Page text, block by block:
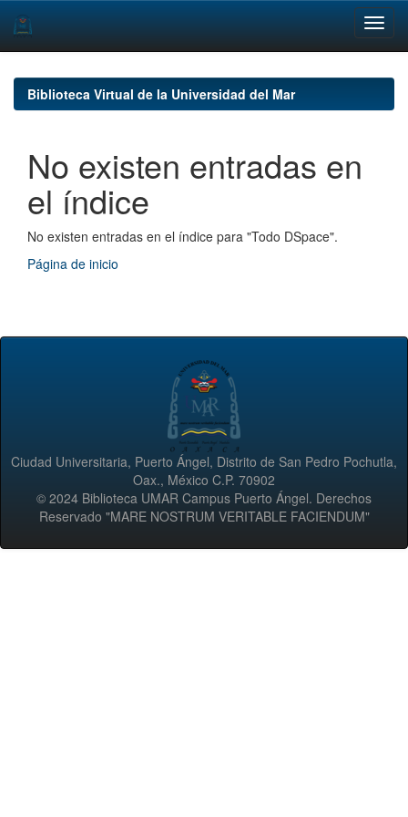
navigationBiblioteca Virtual de la Universidad del Mar
No existen entradas en
el índice
No existen entradas en el índice para "Todo DSpace".
Página de inicio
Ciudad Universitaria, Puerto Ángel, Distrito de San Pedro Pochutla,
Oax., México C.P. 70902
© 2024 Biblioteca UMAR Campus Puerto Ángel. Derechos
Reservado "MARE NOSTRUM VERITABLE FACIENDUM"